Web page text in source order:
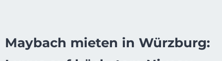
Maybach mieten in Würzburg: